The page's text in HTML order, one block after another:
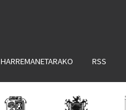
HARREMANETARAKO RSS